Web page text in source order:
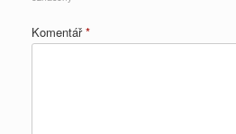
Komentář*